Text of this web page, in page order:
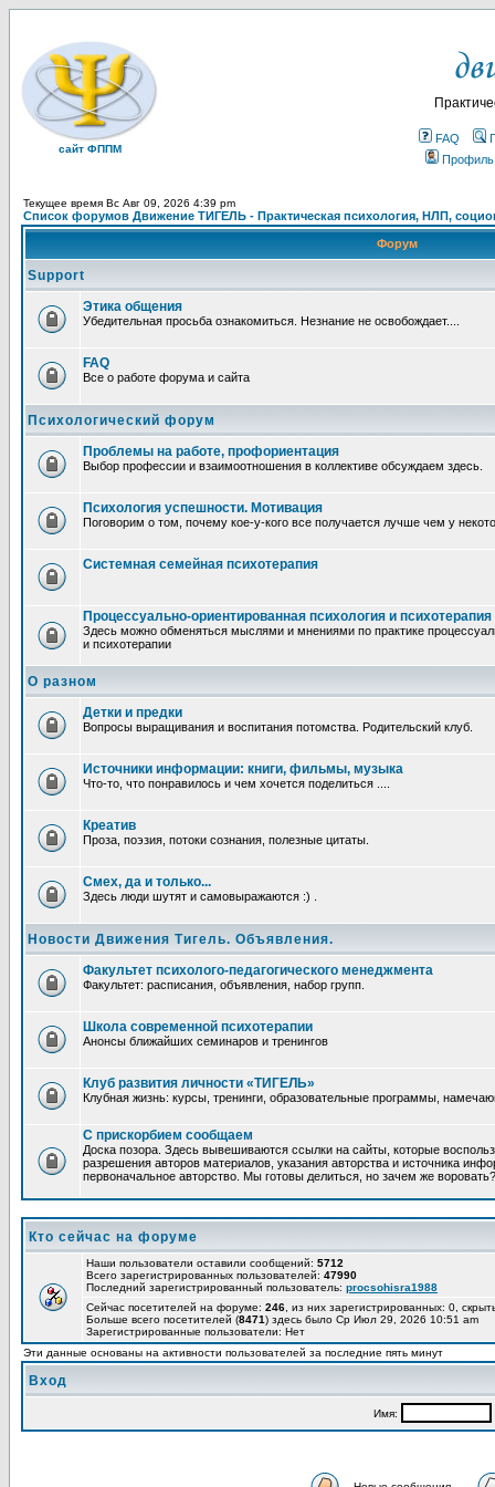
сайт ФППМ
FAQ
Профиль
Текущее время Вс Авг 09, 2026 4:39 pm
Список форумов Движение ТИГЕЛЬ - Практическая психология, НЛП,
Форум
Support
Этика общения
Убедительная просьба ознакомиться. Незнание не освобождает....
FAQ
Все о работе форума и сайта
Психологический форум
Проблемы на работе, профориентация
Выбор профессии и взаимоотношения в коллективе обсуждаем здесь.
Психология успешности. Мотивация
Поговорим о том, почему кое-у-кого все получается лучше чем у
Системная семейная психотерапия
Процессуально-ориентированная психология и психотерапия
Здесь можно обменяться мыслями и мнениями по практике
и психотерапии
О разном
Детки и предки
Вопросы выращивания и воспитания потомства. Родительский клуб.
Источники информации: книги, фильмы, музыка
Что-то, что понравилось и чем хочется поделиться ....
Креатив
Проза, поэзия, потоки сознания, полезные цитаты.
Смех, да и только...
Здесь люди шутят и самовыражаются :) .
Новости Движения Тигель. Объявления.
Факультет психолого-педагогического менеджмента
Факультет: расписания, объявления, набор групп.
Школа современной психотерапии
Анонсы ближайших семинаров и тренингов
Клуб развития личности «ТИГЕЛЬ»
Клубная жизнь: курсы, тренинги, образовательные программы,
С прискорбием сообщаем
Доска позора. Здесь вывешиваются ссылки на сайты, которые
разрешения авторов материалов, указания авторства и источника
первоначальное авторство. Мы готовы делиться, но зачем же воровать?
Кто сейчас на форуме
Наши пользователи оставили сообщений: 5712
Всего зарегистрированных пользователей: 47990
Последний зарегистрированный пользователь: procsohisra1988
Сейчас посетителей на форуме: 246 , из них зарегистрированных: 0,
Больше всего посетителей (8471) здесь было Ср Июл 29, 2026 10:51 am
Зарегистрированные пользователи: Нет
Эти данные основаны на активности пользователей за последние пять минут
Вход
Имя: